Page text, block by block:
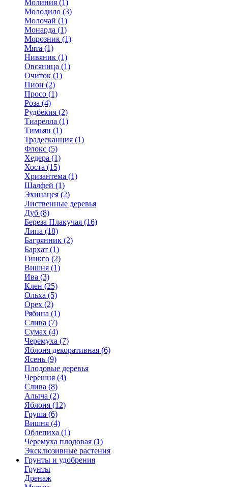
Молиния (1)
Молодило (3)
Молочай (1)
Монарда (1)
Морозник (1)
Мята (1)
Нивяник (1)
Овсяница (1)
Очиток (1)
Пион (2)
Просо (1)
Роза (4)
Рудбекия (2)
Тиарелла (1)
Тимьян (1)
Традесканция (1)
Флокс (5)
Хедера (1)
Хоста (15)
Хризантема (1)
Шалфей (1)
Эхинацея (2)
Лиственные деревья
Дуб (8)
Береза Плакучая (16)
Липа (18)
Багрянник (2)
Бархат (1)
Гинкго (2)
Вишня (1)
Ива (3)
Клен (25)
Ольха (5)
Орех (2)
Рябина (1)
Слива (7)
Сумах (4)
Черемуха (7)
Яблоня декоративная (6)
Ясень (9)
Плодовые деревья
Черешня (4)
Слива (8)
Алыча (2)
Яблоня (12)
Груша (6)
Вишня (4)
Облепиха (1)
Черемуха плодовая (1)
Эксклюзивные растения
Грунты и удобрения
Грунты
Дренаж